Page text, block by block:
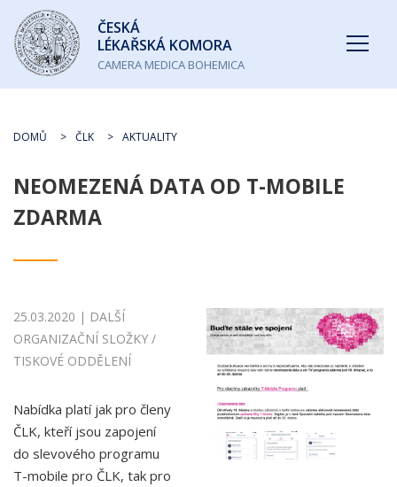
Česká
lékařská
komora
ČESKÁ
LÉKAŘSKÁ KOMORA
CAMERA MEDICA BOHEMICA
DOMŮ ČLK AKTUALITY
NEOMEZENÁ DATA OD T-MOBILE
ZDARMA
25.03.2020 | DALŠÍ
ORGANIZAČNÍ SLOŽKY /
TISKOVÉ ODDĚLENÍ
Nabídka platí jak pro členy
ČLK, kteří jsou zapojení
do slevového programu
T-mobile pro ČLK, tak pro